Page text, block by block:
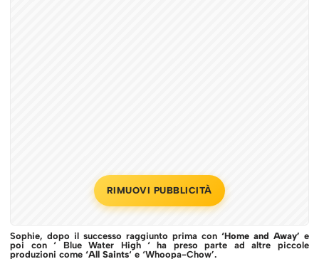
RIMUOVI PUBBLICITÀ
Sophie, dopo il successo raggiunto prima con ‘Home and Away’ e
poi con ‘ Blue Water High ‘ ha preso parte ad altre piccole
produzioni come‘All Saints‘ e ‘Whoopa-Chow’.